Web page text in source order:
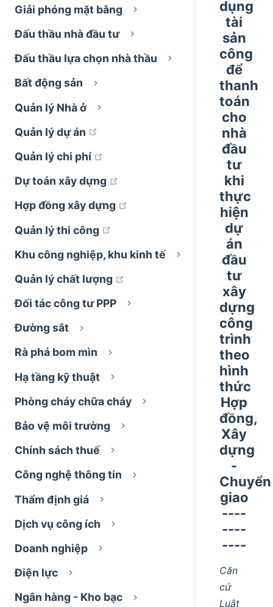
Giải phóng mặt bằng
Đấu thầu nhà đầu tư
Đấu thầu lựa chọn nhà thầu
Bất động sản
Quản lý Nhà ở
Quản lý dự án
Quản lý chi phí
Dự toán xây dựng
Hợp đồng xây dựng
open in new window
Quản lý thi công
Khu công nghiệp, khu kinh tế
Quản lý chất lượng
open in new window
Đối tác công tư PPP
Đường sắt
Rà phá bom mìn
Hạ tầng kỹ thuật
Phòng cháy chữa cháy
Bảo vệ môi trường
Chính sách thuế
Công nghệ thông tin
Thẩm định giá
Dịch vụ công ích
Doanh nghiệp
Điện lực
Ngân hàng - Kho bạc
dụng
tài
sản
công
để
thanh
toán
cho
nhà
đầu
tư
khi
thực
hiện
dự
án
đầu
tư
xây
dựng
công
trình
theo
hình
thức
Hợp
đồng,
Xây
dựng
-
Chuyển
giao
----
----
----
Căn
cứ
Luật